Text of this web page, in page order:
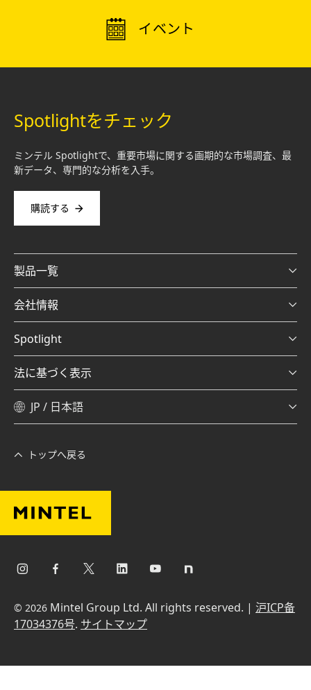
イベント
Spotlightをチェック
ミンテル Spotlightで、重要市場に関する画期的な市場調査、最
新データ、専門的な分析を入手。
購読する
製品一覧
会社情報
Spotlight
法に基づく表示
JP / 日本語
トップへ戻る
© 2026 Mintel Group Ltd. All rights reserved. | 沪ICP备
17034376号. サイトマップ